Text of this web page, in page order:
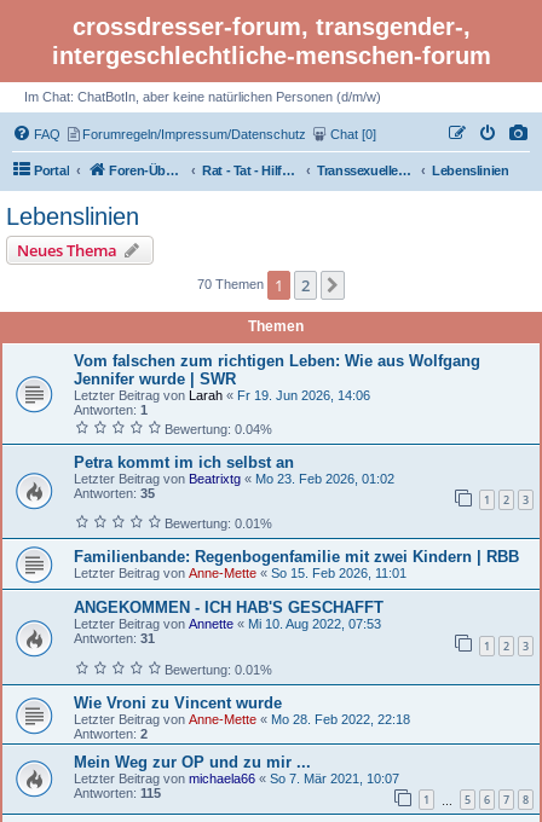
crossdresser-forum, transgender-,
intergeschlechtliche-menschen-forum
Im Chat: ChatBotIn, aber keine natürlichen Personen (d/m/w)
FAQ Forumregeln/Impressum/Datenschutz Chat [0]
Portal Foren-Übersicht Rat - Tat - Hilfe - LGBTI Rights - Infos Transsexuelle Menschen: Transsexualität - Transidentität, trans Lebenslinien
Lebenslinien
Neues Thema
70 Themen 1 2
Themen
Vom falschen zum richtigen Leben: Wie aus Wolfgang
Jennifer wurde | SWR
Letzter Beitrag von Larah « Fr 19. Jun 2026, 14:06
Antworten: 1
Bewertung: 0.04%
Petra kommt im ich selbst an
Letzter Beitrag von Beatrixtg « Mo 23. Feb 2026, 01:02
Antworten: 35 1 2 3
Bewertung: 0.01%
Familienbande: Regenbogenfamilie mit zwei Kindern | RBB
Letzter Beitrag von Anne-Mette « So 15. Feb 2026, 11:01
ANGEKOMMEN - ICH HAB'S GESCHAFFT
Letzter Beitrag von Annette « Mi 10. Aug 2022, 07:53
Antworten: 31 1 2 3
Bewertung: 0.01%
Wie Vroni zu Vincent wurde
Letzter Beitrag von Anne-Mette « Mo 28. Feb 2022, 22:18
Antworten: 2
Mein Weg zur OP und zu mir ...
Letzter Beitrag von michaela66 « So 7. Mär 2021, 10:07
Antworten: 115 1 5 6 7 8